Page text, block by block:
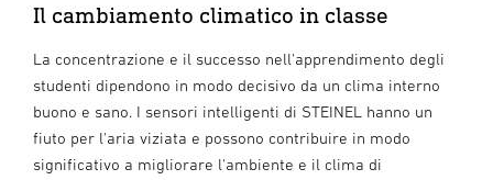
Il cambiamento climatico in classe
La concentrazione e il successo nell'apprendimento degli
studenti dipendono in modo decisivo da un clima interno
buono e sano. I sensori intelligenti di STEINEL hanno un
fiuto per l'aria viziata e possono contribuire in modo
significativo a migliorare l'ambiente e il clima di